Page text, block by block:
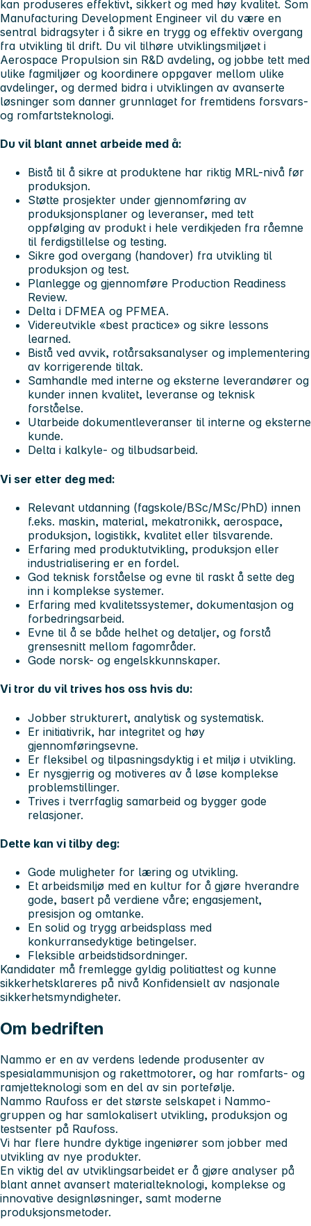
kan produseres effektivt, sikkert og med høy kvalitet. Som
Manufacturing Development Engineer vil du være en
sentral bidragsyter i å sikre en trygg og effektiv overgang
fra utvikling til drift. Du vil tilhøre utviklingsmiljøet i
Aerospace Propulsion sin R&D avdeling, og jobbe tett med
ulike fagmiljøer og koordinere oppgaver mellom ulike
avdelinger, og dermed bidra i utviklingen av avanserte
løsninger som danner grunnlaget for fremtidens forsvars-
og romfartsteknologi.
Du vil blant annet arbeide med å:
Bistå til å sikre at produktene har riktig MRL-nivå før
produksjon.
Støtte prosjekter under gjennomføring av
produksjonsplaner og leveranser, med tett
oppfølging av produkt i hele verdikjeden fra råemne
til ferdigstillelse og testing.
Sikre god overgang (handover) fra utvikling til
produksjon og test.
Planlegge og gjennomføre Production Readiness
Review.
Delta i DFMEA og PFMEA.
Videreutvikle «best practice» og sikre lessons
learned.
Bistå ved avvik, rotårsaksanalyser og implementering
av korrigerende tiltak.
Samhandle med interne og eksterne leverandører og
kunder innen kvalitet, leveranse og teknisk
forståelse.
Utarbeide dokumentleveranser til interne og eksterne
kunde.
Delta i kalkyle- og tilbudsarbeid.
Vi ser etter deg med:
Relevant utdanning (fagskole/BSc/MSc/PhD) innen
f.eks. maskin, material, mekatronikk, aerospace,
produksjon, logistikk, kvalitet eller tilsvarende.
Erfaring med produktutvikling, produksjon eller
industrialisering er en fordel.
God teknisk forståelse og evne til raskt å sette deg
inn i komplekse systemer.
Erfaring med kvalitetssystemer, dokumentasjon og
forbedringsarbeid.
Evne til å se både helhet og detaljer, og forstå
grensesnitt mellom fagområder.
Gode norsk- og engelskkunnskaper.
Vi tror du vil trives hos oss hvis du:
Jobber strukturert, analytisk og systematisk.
Er initiativrik, har integritet og høy
gjennomføringsevne.
Er fleksibel og tilpasningsdyktig i et miljø i utvikling.
Er nysgjerrig og motiveres av å løse komplekse
problemstillinger.
Trives i tverrfaglig samarbeid og bygger gode
relasjoner.
Dette kan vi tilby deg:
Gode muligheter for læring og utvikling.
Et arbeidsmiljø med en kultur for å gjøre hverandre
gode, basert på verdiene våre; engasjement,
presisjon og omtanke.
En solid og trygg arbeidsplass med
konkurransedyktige betingelser.
Fleksible arbeidstidsordninger.
Kandidater må fremlegge gyldig politiattest og kunne
sikkerhetsklareres på nivå Konfidensielt av nasjonale
sikkerhetsmyndigheter.
Om bedriften
Nammo er en av verdens ledende produsenter av
spesialammunisjon og rakettmotorer, og har romfarts- og
ramjetteknologi som en del av sin portefølje.
Nammo Raufoss er det største selskapet i Nammo-
gruppen og har samlokalisert utvikling, produksjon og
testsenter på Raufoss.
Vi har flere hundre dyktige ingeniører som jobber med
utvikling av nye produkter.
En viktig del av utviklingsarbeidet er å gjøre analyser på
blant annet avansert materialteknologi, komplekse og
innovative designløsninger, samt moderne
produksjonsmetoder.